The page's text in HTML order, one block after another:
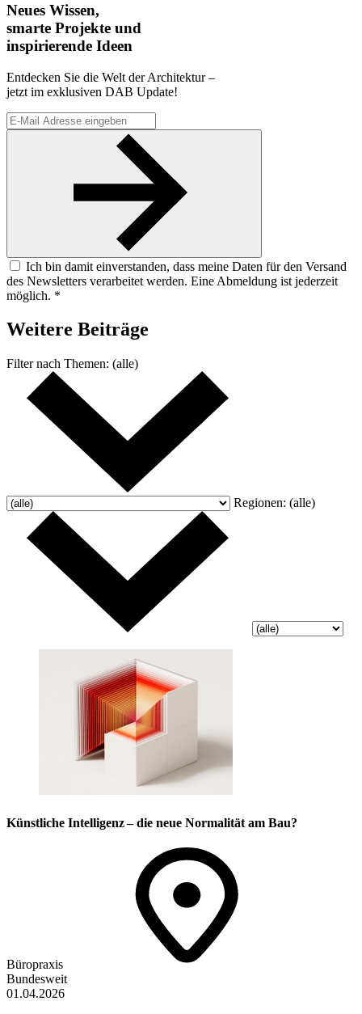
Neues Wissen,
smarte Projekte und
inspirierende Ideen
Entdecken Sie die Welt der Architektur –
jetzt im exklusiven DAB Update!
Ich bin damit einverstanden, dass meine Daten für den Versand
des Newsletters verarbeitet werden. Eine Abmeldung ist jederzeit
möglich. *
Weitere Beiträge
Filter nach Themen: (alle)
Regionen: (alle)
Künstliche Intelligenz – die neue Normalität am Bau?
Büropraxis
Bundesweit
01.04.2026